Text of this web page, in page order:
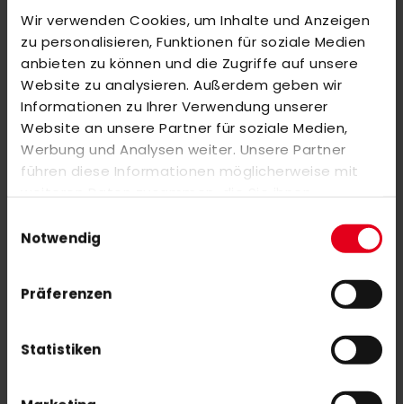
Wir verwenden Cookies, um Inhalte und Anzeigen
zu personalisieren, Funktionen für soziale Medien
anbieten zu können und die Zugriffe auf unsere
Website zu analysieren. Außerdem geben wir
Informationen zu Ihrer Verwendung unserer
Website an unsere Partner für soziale Medien,
Werbung und Analysen weiter. Unsere Partner
führen diese Informationen möglicherweise mit
weiteren Daten zusammen, die Sie ihnen
Nutzung der Dienste gesammelt haben.
Notwendig
Präferenzen
Statistiken
BEWERTUNGEN
ÄHNLICHE PRODUKTE
Markieren Sie die Artikel, um Sie dem Warenkorb hinzuzufügen
oder
Customized Hockey Stirrup CZV Senior white
15,00 €